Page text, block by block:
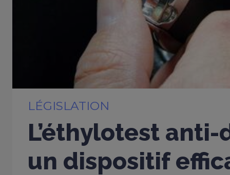
LÉGISLATION
L’éthylotest
un dispositif